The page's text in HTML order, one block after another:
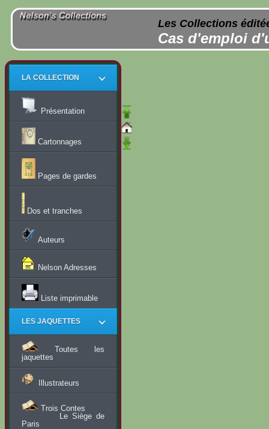
Les Collections
Cas d'emploi
LA COLLECTION
Présentation
Cartonnages
Pages de gardes
Dos et tranches
Auteurs
Nelson Adresses
Liste imprimable
LES JAQUETTES
Toutes les
jaquettes
Illustrateurs
Trois Contes
Le Siège de
Paris